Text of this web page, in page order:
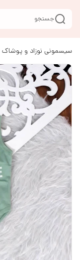
جستجو
سیسمونی نوزاد و پوشاک